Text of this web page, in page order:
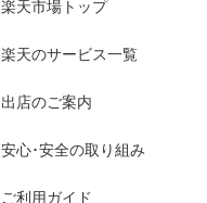
楽天市場トップ
楽天のサービス一覧
出店のご案内
安心･安全の取り組み
ご利用ガイド